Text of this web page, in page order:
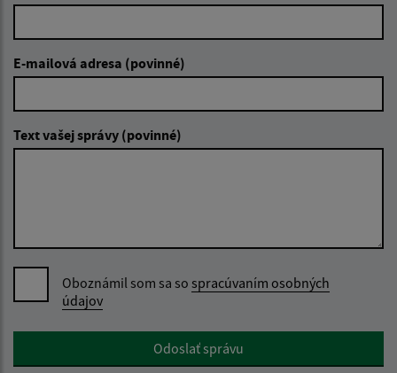
E-mailová adresa (povinné)
Text vašej správy (povinné)
Oboznámil som sa so spracúvaním osobných
údajov
Google reCaptcha ResponseOdoslať správu